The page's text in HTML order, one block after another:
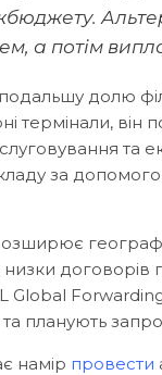
а потім
долю
термінали,
та
за
договорів
Global
планують
намір провести